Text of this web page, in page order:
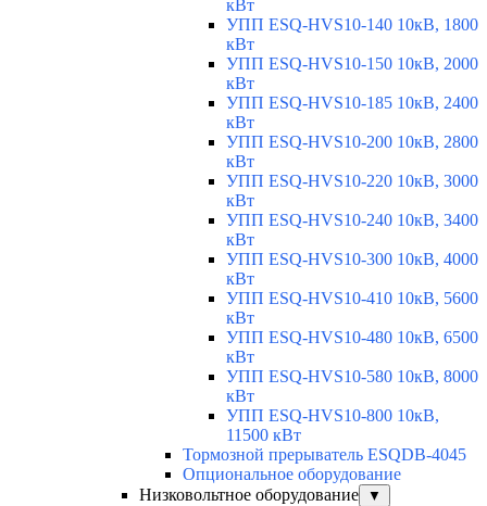
кВт
УПП ESQ-HVS10-140 10кВ, 1800
кВт
УПП ESQ-HVS10-150 10кВ, 2000
кВт
УПП ESQ-HVS10-185 10кВ, 2400
кВт
УПП ESQ-HVS10-200 10кВ, 2800
кВт
УПП ESQ-HVS10-220 10кВ, 3000
кВт
УПП ESQ-HVS10-240 10кВ, 3400
кВт
УПП ESQ-HVS10-300 10кВ, 4000
кВт
УПП ESQ-HVS10-410 10кВ, 5600
кВт
УПП ESQ-HVS10-480 10кВ, 6500
кВт
УПП ESQ-HVS10-580 10кВ, 8000
кВт
УПП ESQ-HVS10-800 10кВ,
11500 кВт
Тормозной прерыватель ESQDB-4045
Опциональное оборудование
Низковольтное оборудование
▼